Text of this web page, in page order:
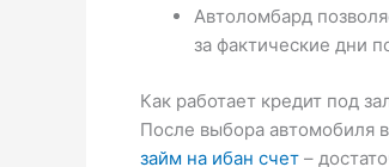
Автоломбард
за фактические дни
Как работает кредит под
После выбора автомобиля
займ на ибан счет –